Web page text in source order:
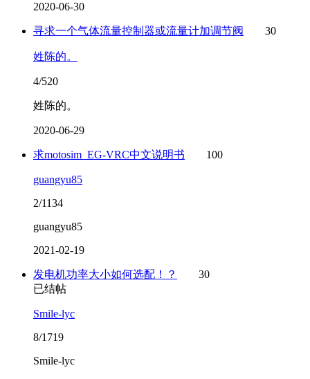
2020-06-30
寻求一个气体流量控制器或流量计加调节阀 30
姓陈的。
4/520
姓陈的。
2020-06-29
求motosim_EG-VRC中文说明书 100
guangyu85
2/1134
guangyu85
2021-02-19
发电机功率大小如何选配！？
30
已结帖
Smile-lyc
8/1719
Smile-lyc